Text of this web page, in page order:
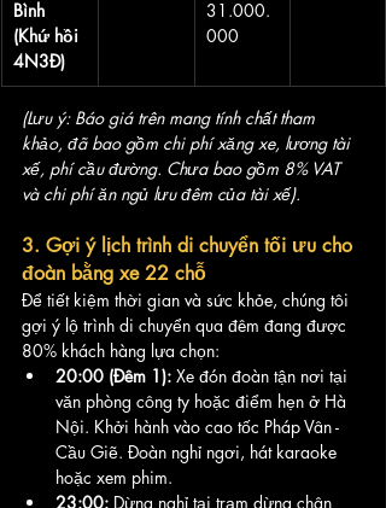
Bình
(Khứ hồi
4N3Đ)
31.000.
000
(Lưu ý: Báo giá trên mang tính chất tham
khảo, đã bao gồm chi phí xăng xe, lương tài
xế, phí cầu đường. Chưa bao gồm 8% VAT
và chi phí ăn ngủ lưu đêm của tài xế).
3. Gợi ý lịch trình di chuyển tối ưu cho
đoàn bằng xe 22 chỗ
Để tiết kiệm thời gian và sức khỏe, chúng tôi
gợi ý lộ trình di chuyển qua đêm đang được
80% khách hàng lựa chọn:
20:00 (Đêm 1): Xe đón đoàn tận nơi tại
văn phòng công ty hoặc điểm hẹn ở Hà
Nội. Khởi hành vào cao tốc Pháp Vân -
Cầu Giẽ. Đoàn nghỉ ngơi, hát karaoke
hoặc xem phim.
23:00: Dừng nghỉ tại trạm dừng chân